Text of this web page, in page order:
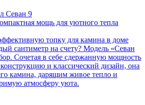
Севан 9
мощь для уютного тепла
топку для камина в доме
сантиметр на счету? Модель «Севан
Сочетая в себе сдержанную мощность
и классический дизайн, она
камина, дарящим живое тепло и
атмосферу уюта.